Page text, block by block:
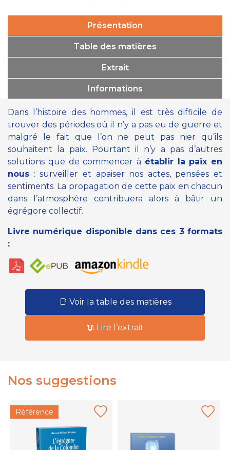
Présentation
Table des matières
Extrait
Informations
Dans l’histoire des hommes, il est très difficile de
trouver des périodes où il n’y a pas eu de guerre et
malgré le fait que l’on ne peut pas nier qu’ils
souhaitent la paix. Pourtant il n’y a pas d’autres
solutions que de commencer à établir la paix en
nous : surveiller et apaiser nos actes, pensées et
sentiments. La propagation de cette paix en chacun
dans l’atmosphère contribuera alors à bâtir un
égrégore collectif.
Livre numérique disponible dans ces 3 formats
:
📑 Voir la table des matières
📖 Lire l’extrait
Nos suggestions
Référence